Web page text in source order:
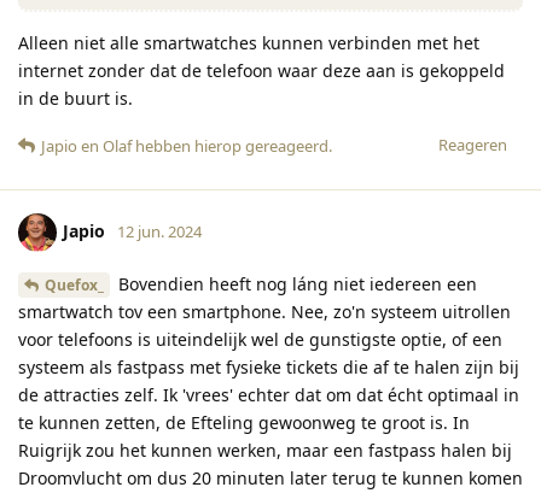
Alleen niet alle smartwatches kunnen verbinden met het
internet zonder dat de telefoon waar deze aan is gekoppeld
in de buurt is.
Reageren
Japio en Olafhebben hierop gereageerd.
Japio 12 jun. 2024
Quefox_
Bovendien heeft nog láng niet iedereen een
smartwatch tov een smartphone. Nee, zo'n systeem uitrollen
voor telefoons is uiteindelijk wel de gunstigste optie, of een
systeem als fastpass met fysieke tickets die af te halen zijn bij
de attracties zelf. Ik 'vrees' echter dat om dat écht optimaal in
te kunnen zetten, de Efteling gewoonweg te groot is. In
Ruigrijk zou het kunnen werken, maar een fastpass halen bij
Droomvlucht om dus 20 minuten later terug te kunnen komen